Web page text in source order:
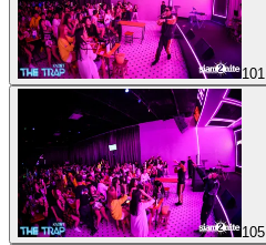
101
105